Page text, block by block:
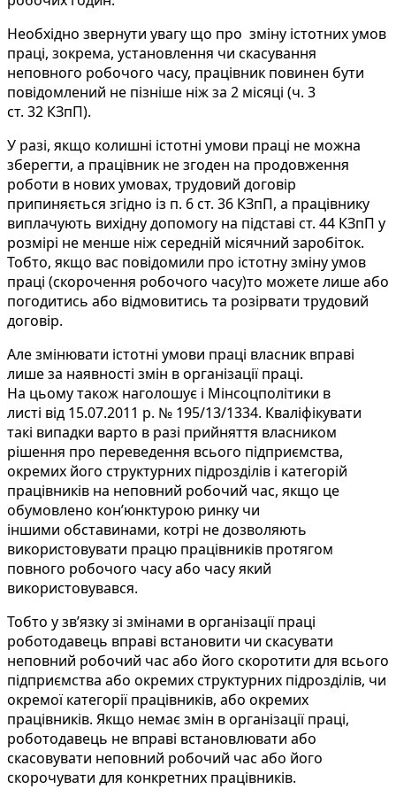
Необхідно звернути увагу що про зміну істотних умов
праці, зокрема, установлення чи скасування
неповного робочого часу, працівник повинен бути
повідомлений не пізніше ніж за 2 місяці (ч. 3
ст. 32 КЗпП).
У разі, якщо колишні істотні умови праці не можна
зберегти, а працівник не згоден на продовження
роботи в нових умовах, трудовий договір
припиняється згідно із п. 6 ст. 36 КЗпП, а працівнику
виплачують вихідну допомогу на підставі ст. 44 КЗпП у
розмірі не менше ніж середній місячний заробіток.
Тобто, якщо вас повідомили про істотну зміну умов
праці (скорочення робочого часу)то можете лише або
погодитись або відмовитись та розірвати трудовий
договір.
Але змінювати істотні умови праці власник вправі
лише за наявності змін в організації праці.
На цьому також наголошує і Мінсоцполітики в
листі від 15.07.2011 р. № 195/13/1334. Кваліфікувати
такі випадки варто в разі прийняття власником
рішення про переведення всього підприємства,
окремих його структурних підрозділів і категорій
працівників на неповний робочий час, якщо це
обумовлено кон’юнктурою ринку чи
іншими обставинами, котрі не дозволяють
використовувати працю працівників протягом
повного робочого часу або часу який
використовувався.
Тобто у зв’язку зі змінами в організації праці
роботодавець вправі встановити чи скасувати
неповний робочий час або його скоротити для всього
підприємства або окремих структурних підрозділів, чи
окремої категорії працівників, або окремих
працівників. Якщо немає змін в організації праці,
роботодавець не вправі встановлювати або
скасовувати неповний робочий час або його
скорочувати для конкретних працівників.